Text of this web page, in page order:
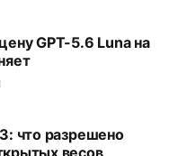
GPT-5.6 Luna на
что разрешено